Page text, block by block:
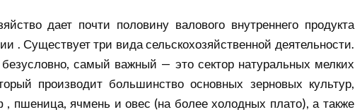
дает почти половину валового внутреннего продукта
. Существует три вида сельскохозяйственной деятельности.
самый важный — это сектор натуральных мелких
производит большинство основных зерновых культур,
, пшеница, ячмень и овес (на более холодных плато), а также